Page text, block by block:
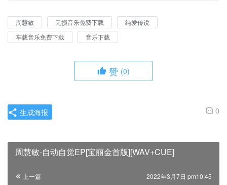
周慧敏 无损音乐免费下载
纯爱传说
车载音乐免费下载
音乐下载
赞 (0)
0
生成海报
周慧敏-自动自觉EP[宝丽金首版][WAV+CUE]
上一篇 2022年3月7日 pm10:45